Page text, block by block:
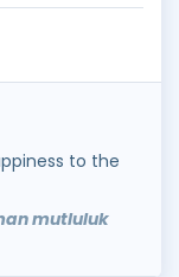
to the
mutluluk